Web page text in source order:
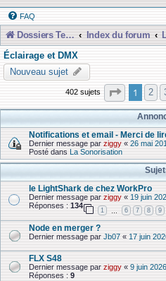
FAQ
Dossiers Techniques Index du forum
Éclairage et DMX
Nouveau sujet
402 sujets Page 1
1 2
Notifications et email - Merci de
Dernier message par ziggy « 26 mai
Posté dans La Sonorisation
le LightShark de chez WorkPro
Dernier message par ziggy « 19 juin
Réponses : 134
1 6 7 8 9
Node en merger ?
Dernier message par Jb07 « 17 juin
FLX S48
Dernier message par ziggy « 9 juin
Réponses : 9